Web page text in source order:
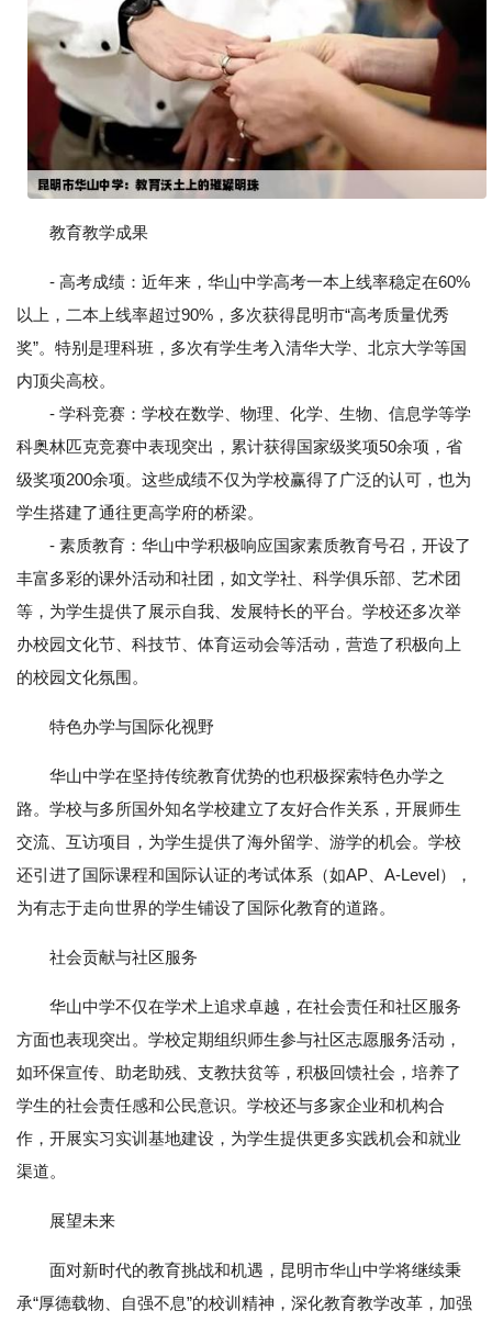
教育教学成果
- 高考成绩：近年来，华山中学高考一本上线率稳定在60%
以上，二本上线率超过90%，多次获得昆明市“高考质量优秀
奖”。特别是理科班，多次有学生考入清华大学、北京大学等国
内顶尖高校。
- 学科竞赛：学校在数学、物理、化学、生物、信息学等学
科奥林匹克竞赛中表现突出，累计获得国家级奖项50余项，省
级奖项200余项。这些成绩不仅为学校赢得了广泛的认可，也为
学生搭建了通往更高学府的桥梁。
- 素质教育：华山中学积极响应国家素质教育号召，开设了
丰富多彩的课外活动和社团，如文学社、科学俱乐部、艺术团
等，为学生提供了展示自我、发展特长的平台。学校还多次举
办校园文化节、科技节、体育运动会等活动，营造了积极向上
的校园文化氛围。
特色办学与国际化视野
华山中学在坚持传统教育优势的也积极探索特色办学之
路。学校与多所国外知名学校建立了友好合作关系，开展师生
交流、互访项目，为学生提供了海外留学、游学的机会。学校
还引进了国际课程和国际认证的考试体系（如AP、A-Level），
为有志于走向世界的学生铺设了国际化教育的道路。
社会贡献与社区服务
华山中学不仅在学术上追求卓越，在社会责任和社区服务
方面也表现突出。学校定期组织师生参与社区志愿服务活动，
如环保宣传、助老助残、支教扶贫等，积极回馈社会，培养了
学生的社会责任感和公民意识。学校还与多家企业和机构合
作，开展实习实训基地建设，为学生提供更多实践机会和就业
渠道。
展望未来
面对新时代的教育挑战和机遇，昆明市华山中学将继续秉
承“厚德载物、自强不息”的校训精神，深化教育教学改革，加强